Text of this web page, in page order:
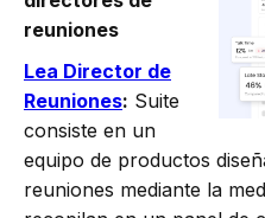
reuniones
Lea Director de
Reuniones: Suite
consiste en un
equipo de productos
reuniones mediante la